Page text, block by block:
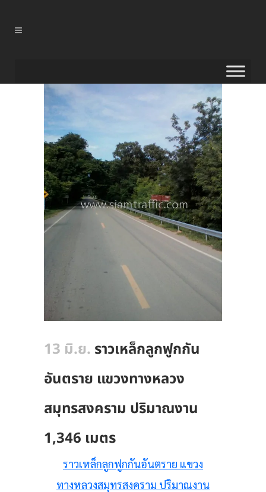
13 มิ.ย. ราวเหล็กลูกฟูกกัน
อันตราย แขวงทางหลวง
สมุทรสงคราม ปริมาณงาน
1,346 เมตร
ราวเหล็กลูกฟูกกันอันตราย แขวง
ทางหลวงสมุทรสงคราม ปริมาณงาน